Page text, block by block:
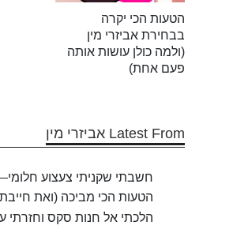
הטעות הכי יקרה
בבחירת אביזרי מין
(ולמה כולן עושות אותה
פעם אחת)
Latest From אביזרי מין
חשבתי שקניתי צעצוע
הטעות הכי מביכה (ואת
הלכתי אל חנות סקס וחזרתי